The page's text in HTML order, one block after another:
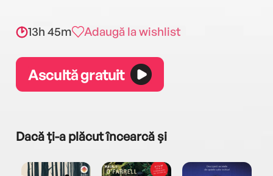
13h 45m Adaugă la wishlist
Ascultă gratuit
Dacă ți-a plăcut încearcă și